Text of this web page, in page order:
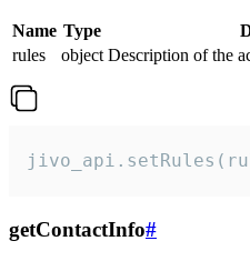
Name Type
rules
object Description of the
getContactInfo#